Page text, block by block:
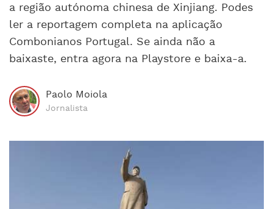
a região autónoma chinesa de Xinjiang. Podes
ler a reportagem completa na aplicação
Combonianos Portugal. Se ainda não a
baixaste, entra agora na Playstore e baixa-a.
Paolo Moiola
Jornalista